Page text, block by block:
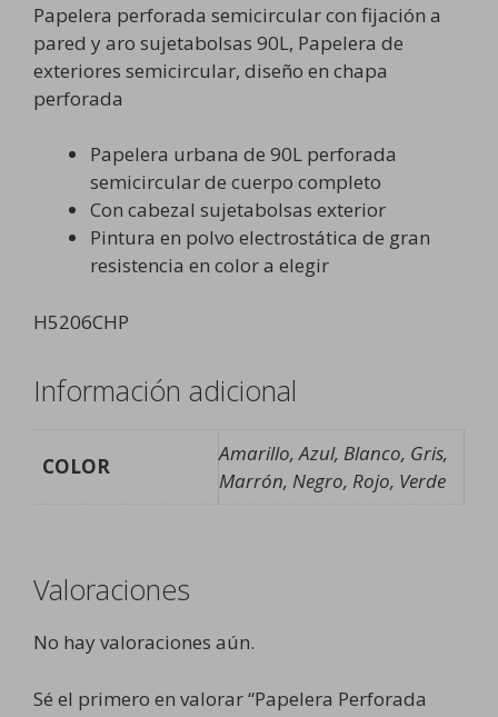
Papelera perforada semicircular con fijación a
pared y aro sujetabolsas 90L, Papelera de
exteriores semicircular, diseño en chapa
perforada
Papelera urbana de 90L perforada
semicircular de cuerpo completo
Con cabezal sujetabolsas exterior
Pintura en polvo electrostática de gran
resistencia en color a elegir
H5206CHP
Información adicional
COLOR
Amarillo, Azul, Blanco, Gris,
Marrón, Negro, Rojo, Verde
Valoraciones
No hay valoraciones aún.
Sé el primero en valorar “Papelera Perforada